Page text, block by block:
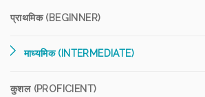
प्राथमिक (BEGINNER)
माध्यमिक (INTERMEDIATE)
कुशल (PROFICIENT)